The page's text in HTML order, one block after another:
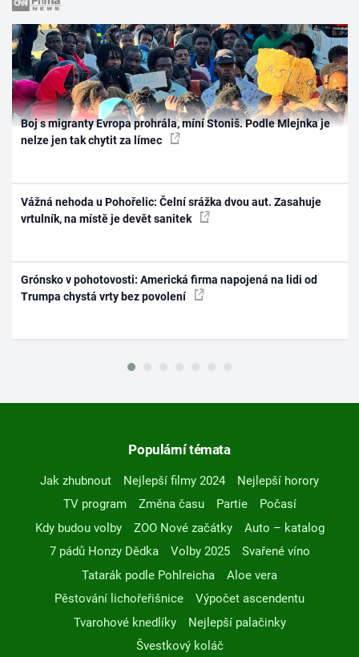
Boj s migranty Evropa prohrála, míní Stoniš. Podle Mlejnka je
nelze jen tak chytit za límec
Vážná nehoda u Pohořelic: Čelní srážka dvou aut. Zasahuje
vrtulník, na místě je devět sanitek
Grónsko v pohotovosti: Americká firma napojená na lidi od
Trumpa chystá vrty bez povolení
Populární témata
Jak zhubnout Nejlepší filmy 2024
Nejlepší horory
TV program
Změna času Partie
Počasí
Kdy budou volby
ZOO Nové začátky
Auto – katalog
7 pádů Honzy Dědka
Volby 2025
Svařené víno
Tatarák podle Pohlreicha
Aloe vera
Pěstování lichořeřišnice
Výpočet ascendentu
Tvarohové knedlíky
Nejlepší palačinky
Švestkový koláč